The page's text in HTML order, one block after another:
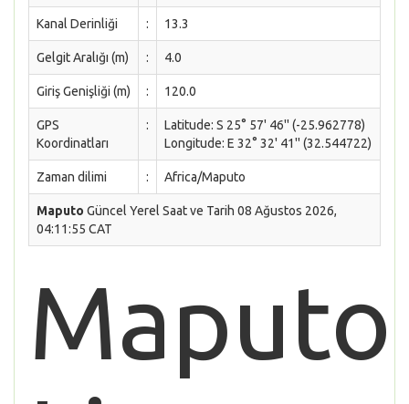
Kanal Derinliği : 13.3
Gelgit Aralığı (m) : 4.0
Giriş Genişliği (m) : 120.0
GPS
Koordinatları
:
Latitude: S 25° 57' 46'' (-25.962778)
Longitude: E 32° 32' 41'' (32.544722)
Zaman dilimi : Africa/Maputo
Maputo Güncel Yerel Saat ve Tarih 08 Ağustos 2026,
04:11:55 CAT
Maputo